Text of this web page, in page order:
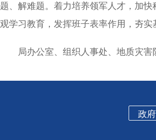
题、解难题。着力培养领军人才，加快
观学习教育，发挥班子表率作用，夯
局办公室、组织人事处、地质灾
政